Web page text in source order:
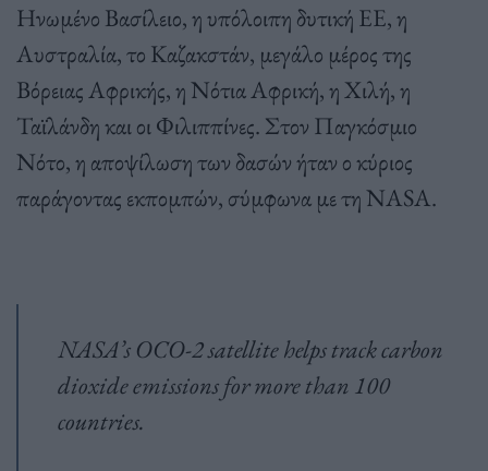
Ηνωμένο Βασίλειο, η υπόλοιπη δυτική ΕΕ, η
Αυστραλία, το Καζακστάν, μεγάλο μέρος της
Βόρειας Αφρικής, η Νότια Αφρική, η Χιλή, η
Ταϊλάνδη και οι Φιλιππίνες. Στον Παγκόσμιο
Νότο, η αποψίλωση των δασών ήταν ο κύριος
παράγοντας εκπομπών, σύμφωνα με τη NASA.
NASA’s OCO-2 satellite helps track carbon
dioxide emissions for more than 100
countries.